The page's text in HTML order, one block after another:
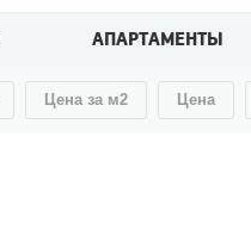
АПАРТАМЕНТЫ
Цена за м2 Цена